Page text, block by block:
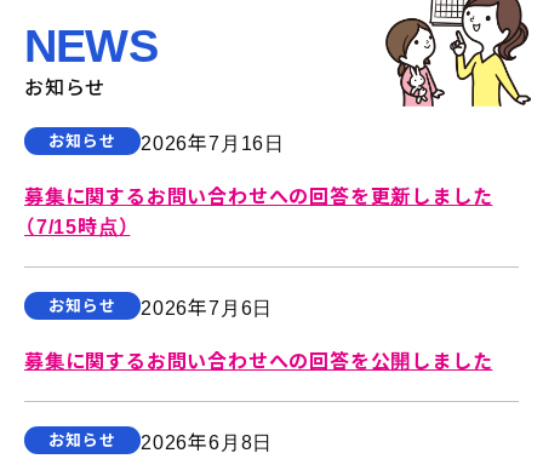
NEWS
お知らせ
お知らせ 2026年7月16日
募集に関するお問い合わせへの回答を更新しました
（7/15時点）
お知らせ 2026年7月6日
募集に関するお問い合わせへの回答を公開しました
お知らせ 2026年6月8日